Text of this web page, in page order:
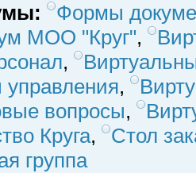
Формы
МОО "Круг",
,
,
вопросы,
Круга,
Стол
группа